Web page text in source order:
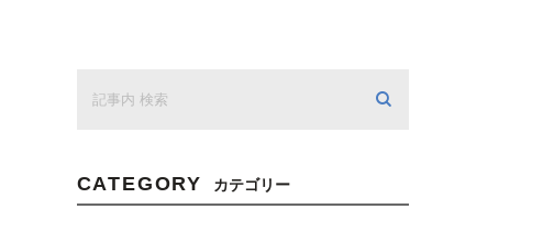
CATEGORY カテゴリー